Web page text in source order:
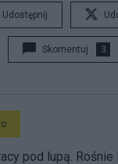
Udostępnij
Skomentuj 3
pod lupą.